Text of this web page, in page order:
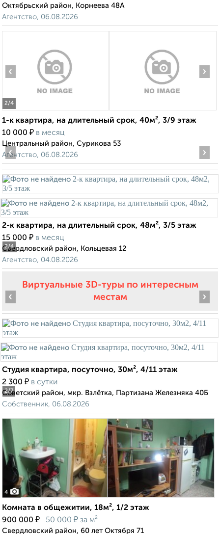
Октябрьский район, Корнеева 48А
Агентство, 06.08.2026
2/4
‹ ›
1-к квартира, на длительный срок, 40м², 3/9 этаж
10 000 ₽ в месяц
Центральный район, Сурикова 53
Агентство, 06.08.2026
2/4
‹ ›
2-к квартира, на длительный срок, 48м², 3/5 этаж
15 000 ₽ в месяц
Свердловский район, Кольцевая 12
Агентство, 04.08.2026
Виртуальные 3D-туры по интересным
местам
2/7
‹ ›
Студия квартира, посуточно, 30м², 4/11 этаж
2 300 ₽ в сутки
Советский район, мкр. Взлётка, Партизана Железняка 40Б
Собственник, 06.08.2026
4
Комната в общежитии, 18м², 1/2 этаж
900 000 ₽ 50 000 ₽ за м²
Свердловский район, 60 лет Октября 71